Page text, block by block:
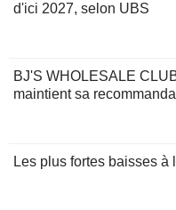
d'ici 2027, selon UBS
BJ'S WHOLESALE
maintient sa
Les plus fortes baisses à